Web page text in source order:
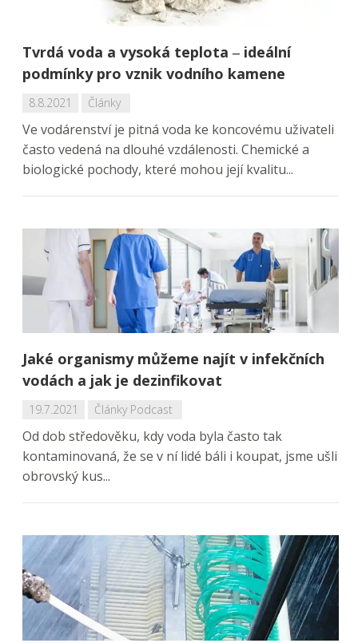
Tvrdá voda a vysoká teplota ‒ ideální
podmínky pro vznik vodního kamene
8.8.2021 Články
Ve vodárenství je pitná voda ke koncovému uživateli
často vedená na dlouhé vzdálenosti. Chemické a
biologické pochody, které mohou její kvalitu...
Jaké organismy můžeme najít v infekčních
vodách a jak je dezinfikovat
19.7.2021 Články Podcast
Od dob středověku, kdy voda byla často tak
kontaminovaná, že se v ní lidé báli i koupat, jsme ušli
obrovský kus...